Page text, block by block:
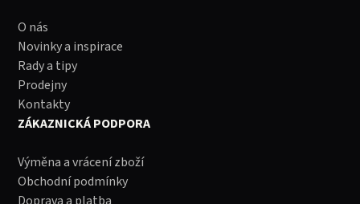
O nás
Novinky a inspirace
Rady a tipy
Prodejny
Kontakty
ZÁKAZNICKÁ PODPORA
Výměna a vrácení zboží
Obchodní podmínky